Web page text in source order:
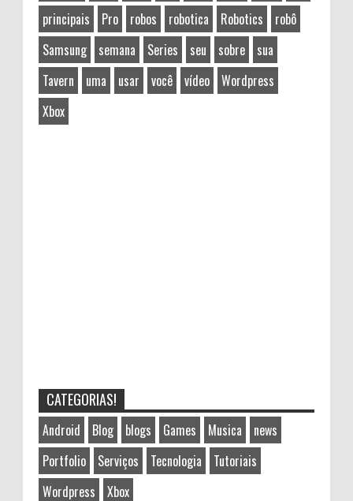
principais
Pro robos robotica Robotics
robô
Samsung
semana Series seu sobre
sua
Tavern
uma usar você vídeo
Wordpress
Xbox
CATEGORIAS!
Android Blog blogs Games Musica
news
Portfolio
Serviços Tecnologia
Tutoriais
Wordpress
Xbox